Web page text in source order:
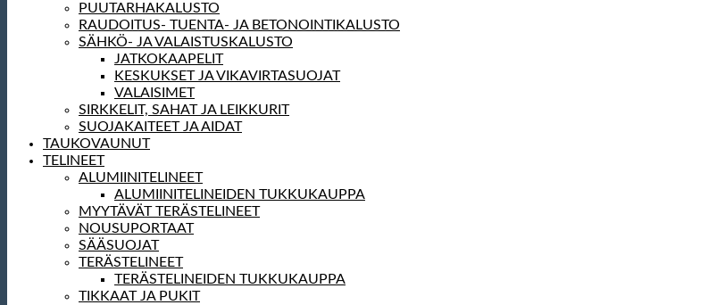
PUUTARHAKALUSTO
RAUDOITUS- TUENTA- JA BETONOINTIKALUSTO
SÄHKÖ- JA VALAISTUSKALUSTO
JATKOKAAPELIT
KESKUKSET JA VIKAVIRTASUOJAT
VALAISIMET
SIRKKELIT, SAHAT JA LEIKKURIT
SUOJAKAITEET JA AIDAT
TAUKOVAUNUT
TELINEET
ALUMIINITELINEET
ALUMIINITELINEIDEN TUKKUKAUPPA
MYYTÄVÄT TERÄSTELINEET
NOUSUPORTAAT
SÄÄSUOJAT
TERÄSTELINEET
TERÄSTELINEIDEN TUKKUKAUPPA
TIKKAAT JA PUKIT